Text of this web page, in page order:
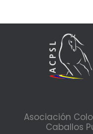
Asociación
Caballos